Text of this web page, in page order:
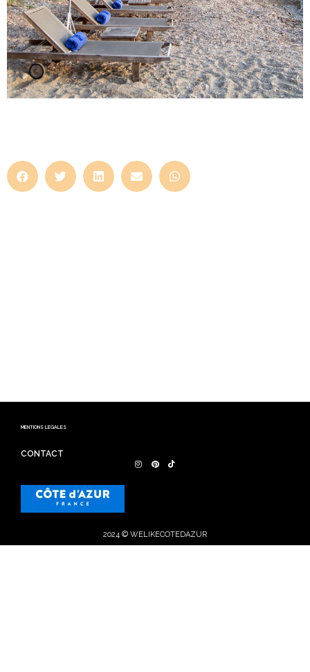
MENTIONS LEGALES
CONTACT
2024 © WELIKECOTEDAZUR